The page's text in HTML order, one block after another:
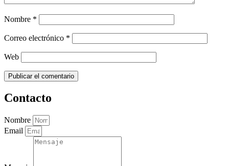
Nombre *
Correo electrónico *
Web
Contacto
Nombre
Email